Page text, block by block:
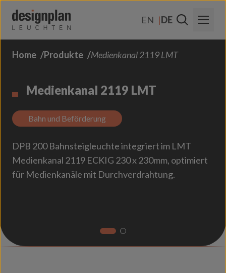
EN
DE
Über Uns
Kontakt
FAQs
Home Produkte Medienkanal 2119 LMT
Medienkanal 2119 LMT
Bahn und Beförderung
DPB 200 Bahnsteigleuchte integriert im LMT
Medienkanal 2119 ECKIG 230 x 230mm, optimiert
für Medienkanäle mit Durchverdrahtung.